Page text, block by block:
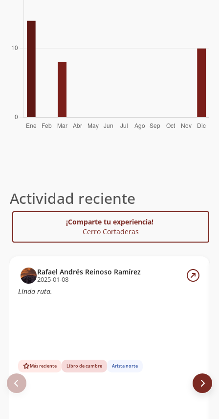
Actividad reciente
¡Comparte tu experiencia!
Cerro Cortaderas
Rafael Andrés Reinoso Ramírez
2025-01-08
Linda ruta.
Más reciente Libro de cumbre Arista norte